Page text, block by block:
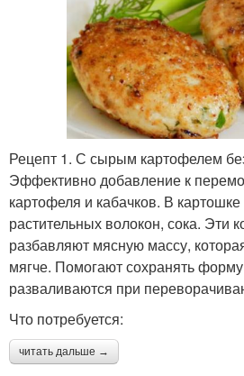
Рецепт 1. С сырым картофелем
Эффективно добавление к
картофеля и кабачков. В
растительных волокон, сока. Эти
разбавляют мясную массу,
мягче. Помогают сохранять
разваливаются при
Что потребуется:
читать дальше →